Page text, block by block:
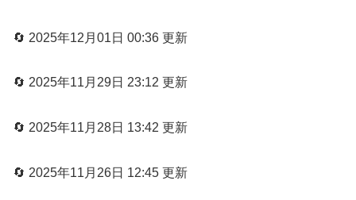
🔄 2025年12月01日 00:36 更新
🔄 2025年11月29日 23:12 更新
🔄 2025年11月28日 13:42 更新
🔄 2025年11月26日 12:45 更新